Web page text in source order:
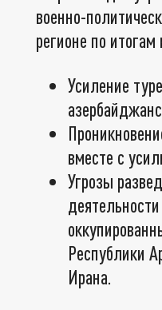
военно-
регионе по
Усиление
вместе с
Угрозы
Республики
Ирана.